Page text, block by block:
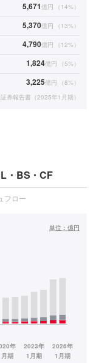
5,671億円 （ 14%）
5,370億円 （ 13%）
4,790億円 （ 12%）
1,824億円 （5%）
3,225億円 （8%）
券報告書（2025年1月期）
・BS・CF
フロー
単位： 億円